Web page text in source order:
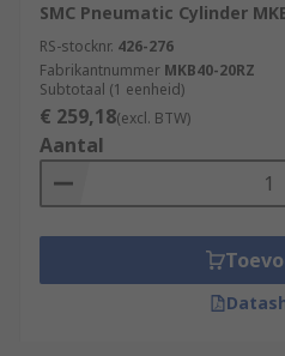
SMC Pneumatic Cylinder
RS-stocknr. 426-276
Fabrikantnummer MKB40-20RZ
Subtotaal (1 eenheid)
€ 259,18(excl. BTW)
Aantal